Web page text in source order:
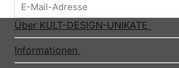
Über KULT-DESIGN-UNIKATE
Informationen